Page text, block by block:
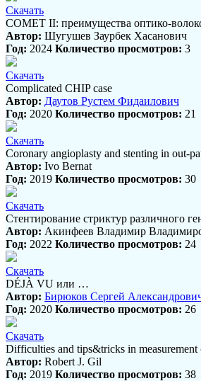
Скачать
COMET II: преимущества оптико-
Автор: Шугушев Заурбек Хасанович
Год: 2024 Количество просмотров: 3
Скачать
Complicated CHIP case
Автор: Даутов Рустем Фидаилович
Год: 2020 Количество просмотров: 21
Скачать
Coronary angioplasty and stenting in out-
Автор: Ivo Bernat
Год: 2019 Количество просмотров: 30
Скачать
Cтентирование стриктур различного
Автор: Акинфеев Владимир
Год: 2022 Количество просмотров: 24
Скачать
DÉJÀ VU или …
Автор: Бирюков Сергей
Год: 2020 Количество просмотров: 26
Скачать
Difficulties and tips&tricks in measurement
Автор: Robert J. Gil
Год: 2019 Количество просмотров: 38